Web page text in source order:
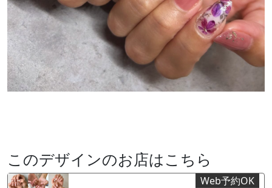
このデザインのお店はこちら
Web予約OK